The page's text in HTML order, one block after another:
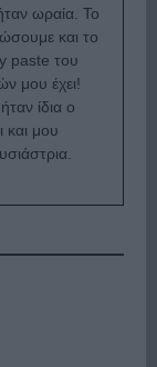
ωραία. Το
και το
paste του
μου έχει!
ίδια ο
και μου